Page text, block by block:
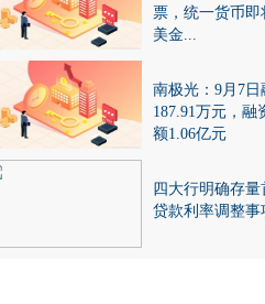
票，统一货币即
美金...
南极光：9月7日
187.91万元，融
额1.06亿元
四大行明确存
贷款利率调整事